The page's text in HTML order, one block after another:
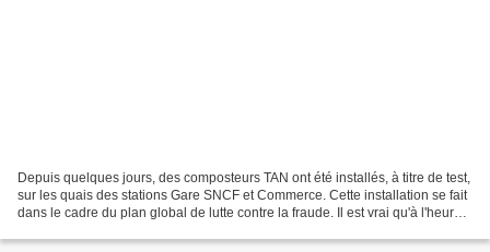
Depuis quelques jours, des composteurs TAN ont été installés, à titre de test,
sur les quais des stations Gare SNCF et Commerce. Cette installation se fait
dans le cadre du plan global de lutte contre la fraude. Il est vrai qu'à l'heure